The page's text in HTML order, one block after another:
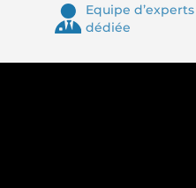
Equipe d’experts
dédiée